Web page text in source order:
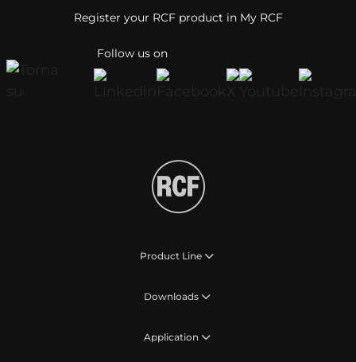
Follow us on
Register your RCF product in My RCF
Product Line
Downloads
Application